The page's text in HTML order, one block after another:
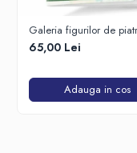
Galeria figurilor de
65,00 Lei
Adauga in cos